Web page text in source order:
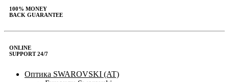
100% MONEY
BACK GUARANTEE
ONLINE
SUPPORT 24/7
Оптика SWAROVSKI (AT)